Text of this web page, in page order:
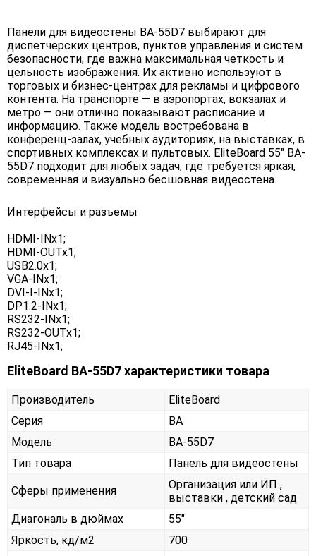
Панели для видеостены BA-55D7 выбирают для
диспетчерских центров, пунктов управления и систем
безопасности, где важна максимальная четкость и
цельность изображения. Их активно используют в
торговых и бизнес-центрах для рекламы и цифрового
контента. На транспорте — в аэропортах, вокзалах и
метро — они отлично показывают расписание и
информацию. Также модель востребована в
конференц-залах, учебных аудиториях, на выставках, в
спортивных комплексах и пультовых. EliteBoard 55" BA-
55D7 подходит для любых задач, где требуется яркая,
современная и визуально бесшовная видеостена.
Интерфейсы и разъемы
HDMI-INx1;
HDMI-OUTx1;
USB2.0x1;
VGA-INx1;
DVI-I-INx1;
DP1.2-INx1;
RS232-INx1;
RS232-OUTx1;
RJ45-INx1;
EliteBoard BA-55D7 характеристики товара
Производитель
EliteBoard
Серия
BA
Модель
BA-55D7
Тип товара
Панель для видеостены
Сферы применения
Организация или ИП ,
выставки , детский сад
Диагональ в дюймах
55"
Яркость, кд/м2
700